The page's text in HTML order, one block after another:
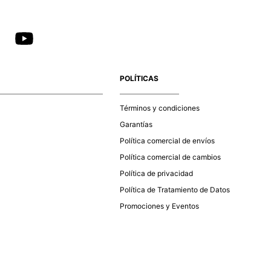
POLÍTICAS
Términos y condiciones
Garantías
Política comercial de envíos
Política comercial de cambios
Política de privacidad
Política de Tratamiento de Datos
Promociones y Eventos